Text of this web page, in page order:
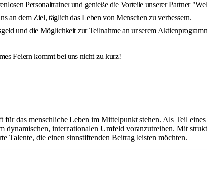
Personaltrainer und genieße die Vorteile unserer Partner
an dem Ziel, täglich das Leben von Menschen zu verbessern.
und die Möglichkeit zur Teilnahme an unserem
Feiern kommt bei uns nicht zu kurz!
das menschliche Leben im Mittelpunkt stehen. Als Teil eines
internationalen Umfeld voranzutreiben. Mit
Talente, die einen sinnstiftenden Beitrag leisten möchten.